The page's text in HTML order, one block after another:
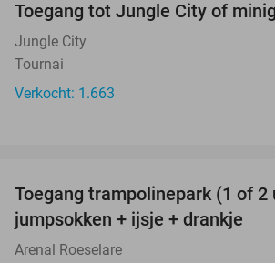
Toegang tot Jungle City of
Jungle City
Tournai
Verkocht: 1.663
Toegang trampolinepark (1 of 2
jumpsokken + ijsje + drankje
Arenal Roeselare